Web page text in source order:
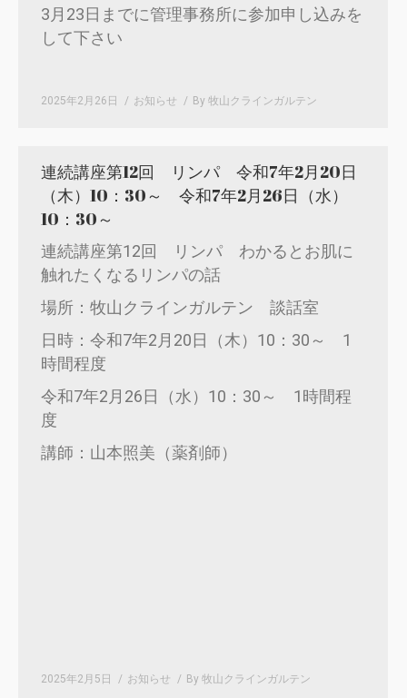
3月23日までに管理事務所に参加申し込みを
して下さい
2025年2月26日 お知らせ By 牧山クラインガルテン
連続講座第12回 リンパ 令和7年2月20日
（木）10：30～ 令和7年2月26日（水）
10：30～
連続講座第12回 リンパ わかるとお肌に
触れたくなるリンパの話
場所：牧山クラインガルテン 談話室
日時：令和7年2月20日（木）10：30～ 1
時間程度
令和7年2月26日（水）10：30～ 1時間程
度
講師：山本照美（薬剤師）
2025年2月5日 お知らせ By 牧山クラインガルテン